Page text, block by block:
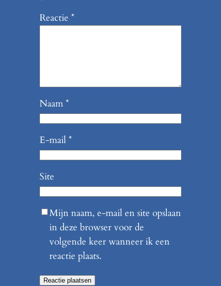
Reactie *
Naam*
E-mail*
Site
Mijn naam, e-mail en site opslaan
in deze browser voor de
volgende keer wanneer ik een
reactie plaats.